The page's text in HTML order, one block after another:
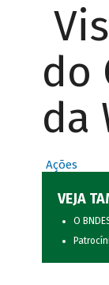
do
da
Ações
VEJA
O